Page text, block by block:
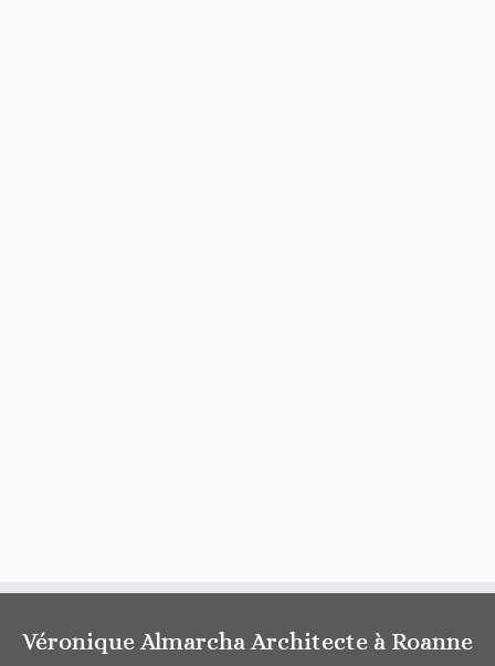
Véronique Almarcha Architecte à Roanne